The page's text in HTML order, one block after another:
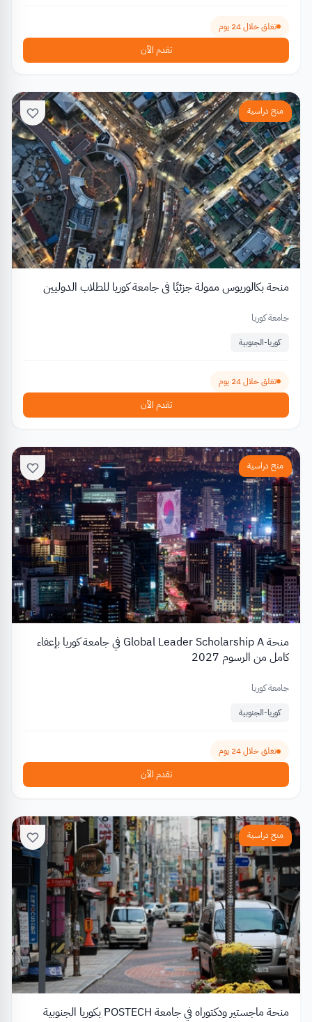
تغلق خلال 24 يوم
تقدم الآن
منح دراسية
منحة بكالوريوس ممولة جزئيًا في جامعة كوريا للطلاب الدوليين
جامعة كوريا
كوريا-الجنوبية
تغلق خلال 24 يوم
تقدم الآن
منح دراسية
منحة Global Leader Scholarship A في جامعة كوريا بإعفاء
كامل من الرسوم 2027
جامعة كوريا
كوريا-الجنوبية
تغلق خلال 24 يوم
تقدم الآن
منح دراسية
منحة ماجستير ودكتوراه في جامعة POSTECH بكوريا الجنوبية